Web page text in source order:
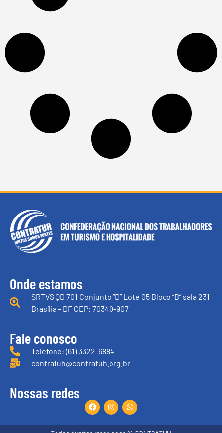
Onde estamos
SRTVS QD 701 Conjunto “D” Lote 05 Bloco “B” sala 231
Brasília – DF CEP: 70340-907
Fale conosco
Telefone: (61) 3322-6884
contratuh@contratuh.org.br
Nossas redes